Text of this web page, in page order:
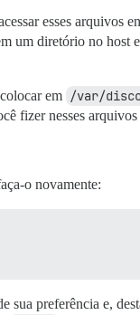
esses arquivos
um diretório no
em /var/
fizer nesses
o novamente:
sua preferência e,